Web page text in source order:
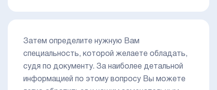
Затем определите нужную Вам
специальность, которой желаете обладать,
судя по документу. За наиболее детальной
информацией по этому вопросу Вы можете